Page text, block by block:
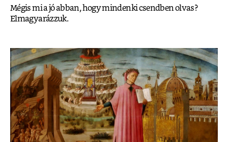
Mégis mi a jó abban, hogy mindenki csendben olvas?
Elmagyarázzuk.